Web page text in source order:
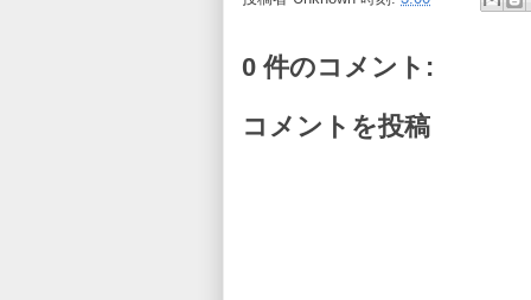
0 件のコメント:
コメントを投稿